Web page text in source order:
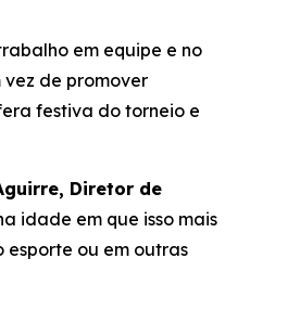
em equipe e no
de promover
festiva do torneio e
Diretor de
idade em que isso mais
esporte ou em outras